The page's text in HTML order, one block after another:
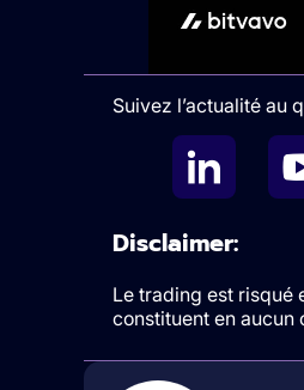
Suivez l’actualité au
Disclaimer:
Le trading est risqué
constituent en aucun